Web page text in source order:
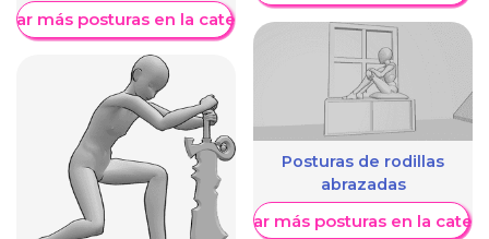
más posturas en la categoría
Posturas de rodillas
abrazadas
Mostrar más posturas en la